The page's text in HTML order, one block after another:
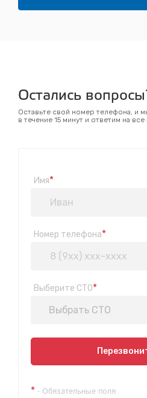
Остались
Оставьте свой номер телефона, и
в течение 15 минут и ответим на
Имя*
Номер телефона*
Выберите СТО*
Выбрать СТО
Показать на карте
ул. Пригородная 1/1 (при выезде
* - Обязательные поля